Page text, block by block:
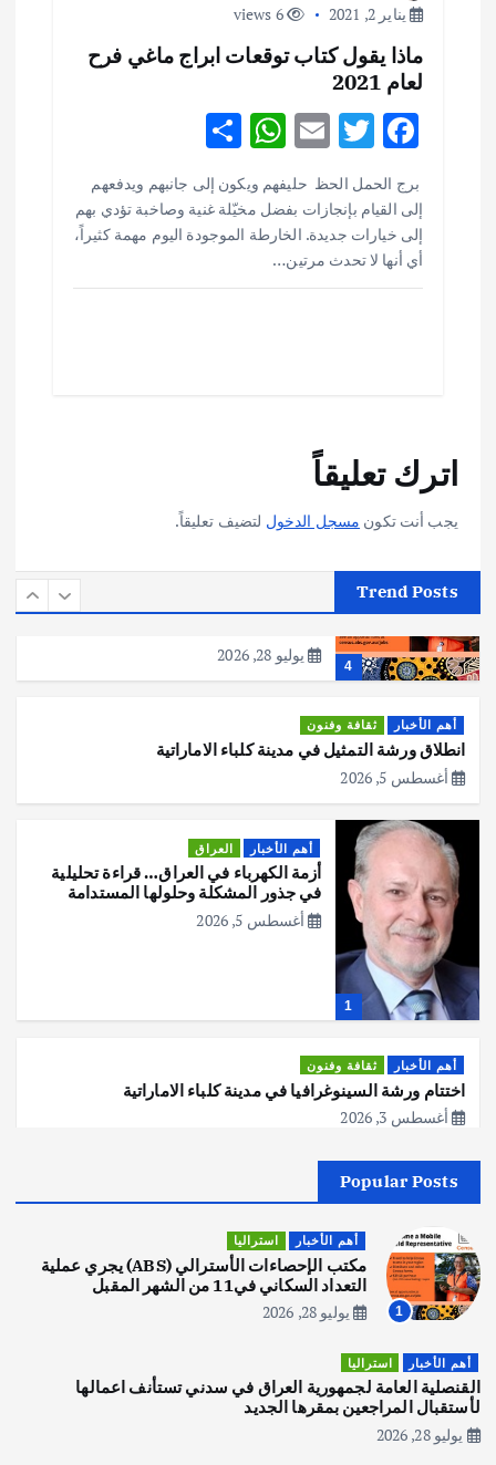
يناير 2, 2021
6 views
ماذا يقول كتاب توقعات ابراج ماغي فرح
لعام 2021
F
ac
e
b
o
T
w
it
te
r
E
m
ai
l
W
h
at
s
S
ar
e
برج الحمل الحظ حليفهم ويكون إلى جانبهم ويدفعهم
إلى القيام بإنجازات بفضل مخيّلة غنية وصاخبة تؤدي بهم
إلى خيارات جديدة. الخارطة الموجودة اليوم مهمة كثيراً،
أي أنها لا تحدث مرتين…
اترك تعليقاً
يجب أنت تكون مسجل الدخول لتضيف تعليقاً.
Trend Posts
ثقافة وفنون
اختتام ورشة السينوغرافيا في مدينة كلباء الاماراتية
أغسطس 3, 2026
هوي آن… مدينة الفوانيس وسحر التاريخ
4
مكتب الإحصاءات الأسترالي (ABS) يجري
عملية التعداد السكاني في11 من الشهر
يوليو 28, 2026
أهم الأخبار ثقافة وفنون
انطلاق ورشة التمثيل في مدينة كلباء الاماراتية
أغسطس 5, 2026
1
أهم الأخبار العراق
أزمة الكهرباء في العراق… قراءة تحليلية
في جذور المشكلة وحلولها المستدامة
أغسطس 5, 2026
أهم الأخبار ثقافة وفنون
اختتام ورشة السينوغرافيا في مدينة كلباء الاماراتية
أغسطس 3, 2026
2
اصبح بطلاً لأستراليا بلعبة كمال الاجسام
يوليو 30, 2026
3
يوليو 30, 2026
Popular Posts
1
أهم الأخبار استراليا
مكتب الإحصاءات الأسترالي (ABS) يجري عملية
التعداد السكاني في11 من الشهر المقبل
يوليو 28, 2026
أهم الأخبار استراليا
القنصلية العامة لجمهورية العراق في سدني تستأنف اعمالها
لأستقبال المراجعين بمقرها الجديد
يوليو 28, 2026